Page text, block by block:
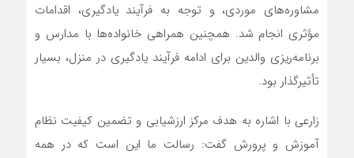
مشاوره‌های موردی، و توجه به فرآیند یادگیری، اقدامات
مؤثری انجام شد. همچنین همراهی خانواده‌ها با مدارس و
برنامه‌ریزی والدین برای ادامه فرآیند یادگیری در منزل، بسیار
تأثیرگذار بود.
زارعی با اشاره به هدف مرکز ارزشیابی و تضمین کیفیت نظام
آموزش و پرورش گفت: رسالت ما این است که در همه